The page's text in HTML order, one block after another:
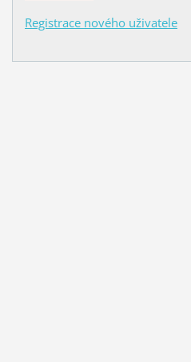
Registrace nového uživatele